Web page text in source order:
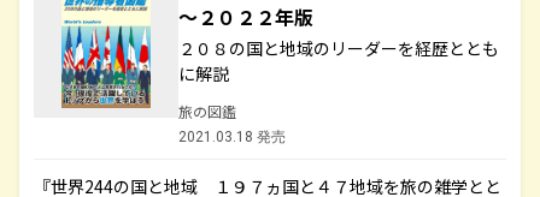
～２０２２年版
２０８の国と地域のリーダーを経歴ととも
に解説
旅の図鑑
2021.03.18 発売
『世界244の国と地域 １９７ヵ国と４７地域を旅の雑学とと